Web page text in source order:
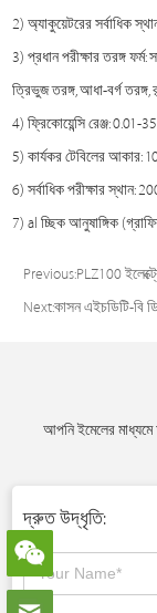
2) অ্যাকুয়েটরের সর্বাধিক
3) প্রধান পরীক্ষার তরঙ্গ
ত্রিভুজ তরঙ্গ, আধা-বর্গ তরঙ্গ,
4) ফ্রিকোয়েন্সি রেঞ্জ: 0.01-
5) কার্যকর টেবিলের আকার:
6) সর্বাধিক পরীক্ষার স্থান:
7) al চ্ছিক আনুষাঙ্গিক
Previous:PLZ100
Next:কাসন এইচডিটি-বি
আপনি ইমেলের
দ্রুত উদ্ধৃতি: